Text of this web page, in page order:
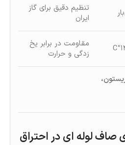
تنظیم دقیق برای گاز
ایران
مقاومت در برابر یخ‌
زدگی و حرارت
لوله ای در احتراق